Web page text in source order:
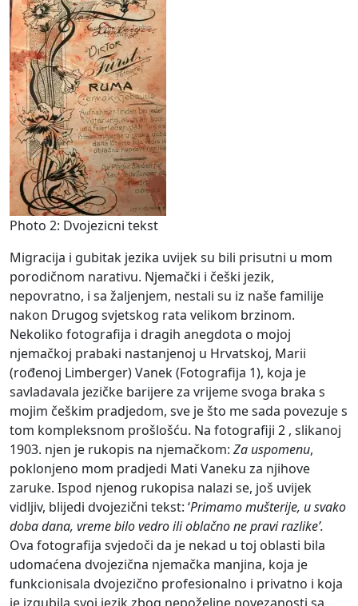
Photo 2: Dvojezicni tekst
Migracija i gubitak jezika uvijek su bili prisutni u mom
porodičnom narativu. Njemački i češki jezik,
nepovratno, i sa žaljenjem, nestali su iz naše familije
nakon Drugog svjetskog rata velikom brzinom.
Nekoliko fotografija i dragih anegdota o mojoj
njemačkoj prabaki nastanjenoj u Hrvatskoj, Marii
(rođenoj Limberger) Vanek (Fotografija 1), koja je
savladavala jezičke barijere za vrijeme svoga braka s
mojim češkim pradjedom, sve je što me sada povezuje s
tom kompleksnom prošlošću. Na fotografiji 2 , slikanoj
1903. njen je rukopis na njemačkom: Za uspomenu,
poklonjeno mom pradjedi Mati Vaneku za njihove
zaruke. Ispod njenog rukopisa nalazi se, još uvijek
vidljiv, blijedi dvojezični tekst: ‘Primamo mušterije, u svako
doba dana, vreme bilo vedro ili oblačno ne pravi razlike’.
Ova fotografija svjedoči da je nekad u toj oblasti bila
udomaćena dvojezična njemačka manjina, koja je
funkcionisala dvojezično profesionalno i privatno i koja
je izgubila svoj jezik zbog nepoželjne povezanosti sa